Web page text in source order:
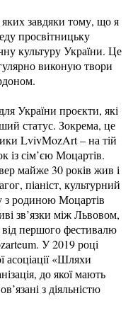
яких завдяки тому, що я
просвітницьку
культуру України. Це
виконую твори
України проєкти, які
статус. Зокрема, це
LvivMozArt – на тій
із сім’єю Моцартів.
майже 30 років жив і
піаніст, культурний
з родиною Моцартів
зв’язки між Львовом,
першого фестивалю
У 2019 році
«Шляхи
до якої мають
з діяльністю